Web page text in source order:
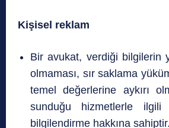
Kişisel reklam
Bir avukat, verdiği bilgilerin
olmaması, sır saklama
temel değerlerine aykırı
sunduğu hizmetlerle ilgili
bilgilendirme hakkına sahiptir.